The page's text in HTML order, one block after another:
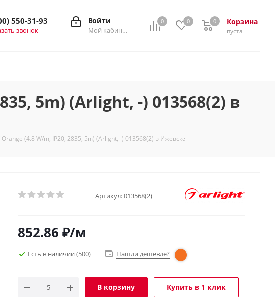
0 0 Корзина
0
пуста
0
Войти
Мой кабинет
550-31-93
звонок
5m) (Arlight, -) 013568(2) в
(4.8 W/m, IP20, 2835, 5m) (Arlight, -) 013568(2) в Ижевске
Артикул:013568(2)
852.86 ₽/м
Есть в наличии (500) Нашли дешевле?
В корзину Купить в 1 клик